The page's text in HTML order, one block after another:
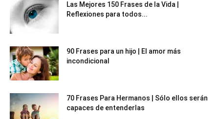
Las Mejores 150 Frases de la Vida |
Reflexiones para todos...
90 Frases para un hijo | El amor más
incondicional
70 Frases Para Hermanos | Sólo ellos serán
capaces de entenderlas